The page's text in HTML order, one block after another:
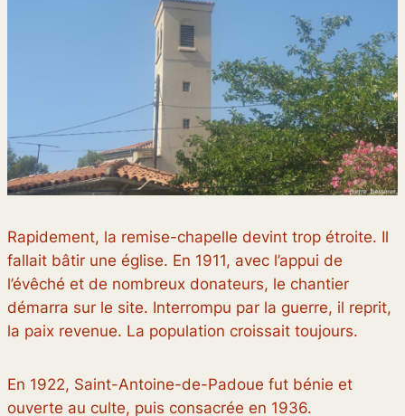
Rapidement, la remise-chapelle devint trop étroite. Il
fallait bâtir une église. En 1911, avec l’appui de
l’évêché et de nombreux donateurs, le chantier
démarra sur le site. Interrompu par la guerre, il reprit,
la paix revenue. La population croissait toujours.
En 1922, Saint-Antoine-de-Padoue fut bénie et
ouverte au culte, puis consacrée en 1936.